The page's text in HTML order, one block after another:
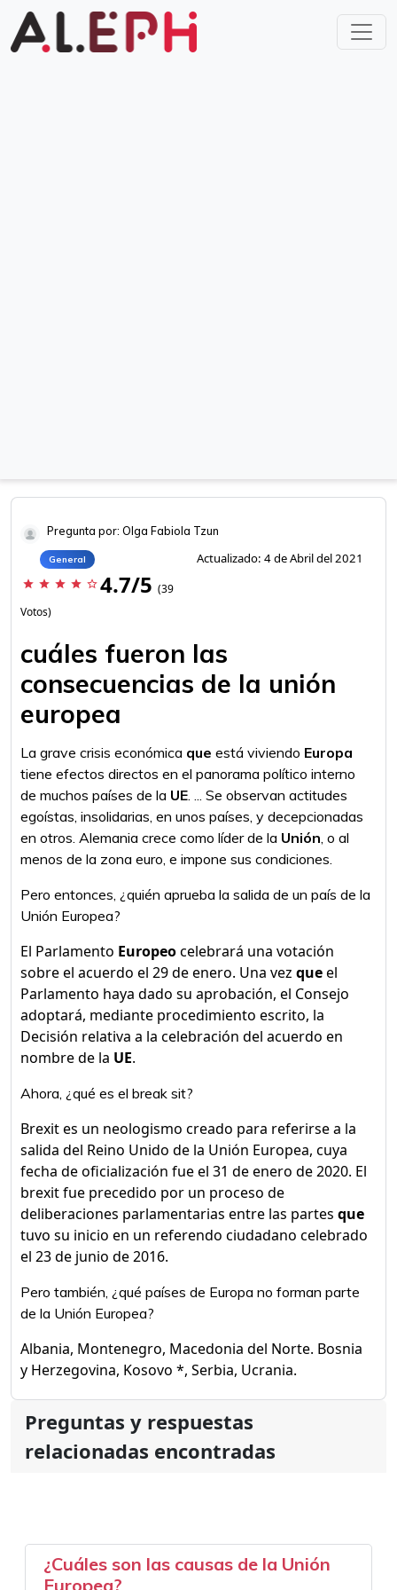
Pregunta por: Olga Fabiola Tzun
General Actualizado: 4 de Abril del 2021
star star star star star_border 4.7/5 (39
Votos)
cuáles fueron las
consecuencias de la unión
europea
La grave crisis económica que está viviendo Europa
tiene efectos directos en el panorama político interno
de muchos países de la UE. ... Se observan actitudes
egoístas, insolidarias, en unos países, y decepcionadas
en otros. Alemania crece como líder de la Unión, o al
menos de la zona euro, e impone sus condiciones.
Pero entonces, ¿quién aprueba la salida de un país de la
Unión Europea?
El Parlamento Europeocelebrará una votación
sobre el acuerdo el 29 de enero. Una vez queel
Parlamento haya dado su aprobación, el Consejo
adoptará, mediante procedimiento escrito, la
Decisión relativa a la celebración del acuerdo en
nombre de la UE.
Ahora, ¿qué es el break sit?
Brexit es un neologismo creado para referirse a la
salida del Reino Unido de la Unión Europea, cuya
fecha de oficialización fue el 31 de enero de 2020. El
brexit fue precedido por un proceso de
deliberaciones parlamentarias entre las partes que
tuvo su inicio en un referendo ciudadano celebrado
el 23 de junio de 2016.
Pero también, ¿qué países de Europa no forman parte
de la Unión Europea?
Albania, Montenegro, Macedonia del Norte. Bosnia
y Herzegovina, Kosovo *, Serbia, Ucrania.
Preguntas y respuestas
relacionadas encontradas
¿Cuáles son las causas de la Unión
Europea?